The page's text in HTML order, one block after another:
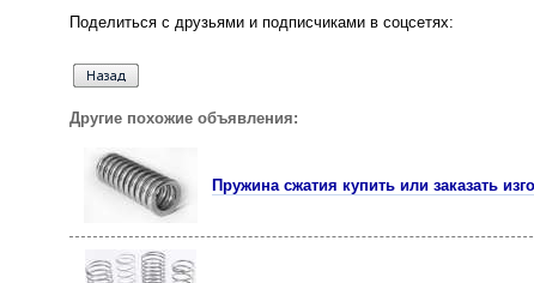
Поделиться с друзьями и подписчиками в соцсетях:
Другие похожие объявления:
Пружина сжатия купить или заказать